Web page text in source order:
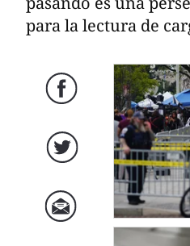
para la lectura de
Facebook
Twitter
Correo